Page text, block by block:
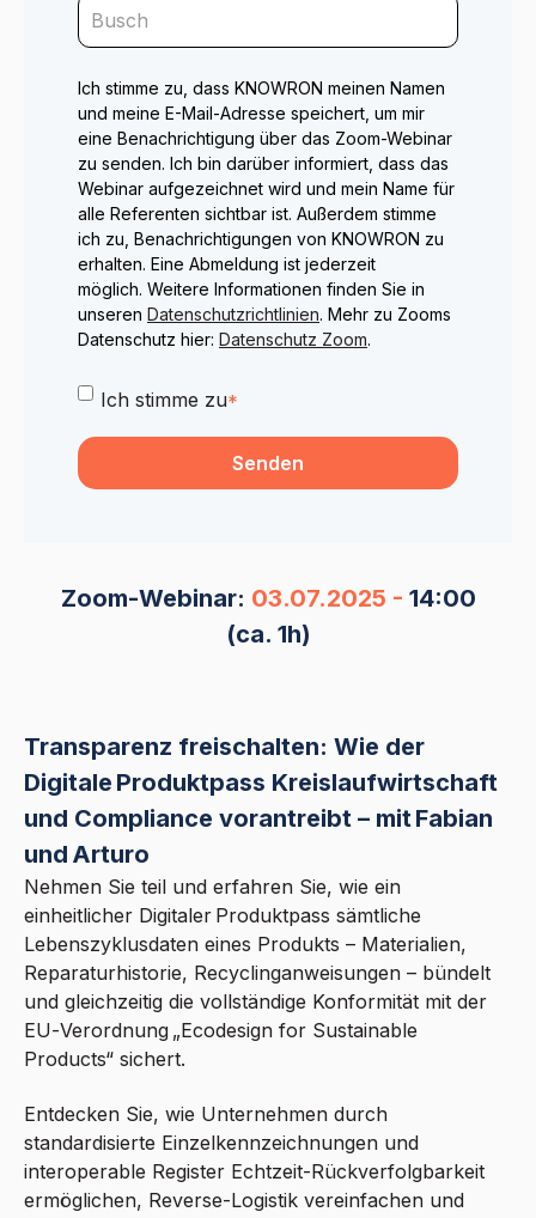
Ich stimme zu, dass KNOWRON meinen Namen
und meine E-Mail-Adresse speichert, um mir
eine Benachrichtigung über das Zoom-Webinar
zu senden. Ich bin darüber informiert, dass das
Webinar aufgezeichnet wird und mein Name für
alle Referenten sichtbar ist. Außerdem stimme
ich zu, Benachrichtigungen von KNOWRON zu
erhalten. Eine Abmeldung ist jederzeit
möglich. Weitere Informationen finden Sie in
unseren Datenschutzrichtlinien. Mehr zu Zooms
Datenschutz hier: Datenschutz Zoom.
Ich stimme zu*
Zoom-Webinar: 03.07.2025 - 14:00
(ca. 1h)
Transparenz freischalten: Wie der
Digitale Produktpass Kreislaufwirtschaft
und Compliance vorantreibt – mit Fabian
und Arturo
Nehmen Sie teil und erfahren Sie, wie ein
einheitlicher Digitaler Produktpass sämtliche
Lebenszyklusdaten eines Produkts – Materialien,
Reparaturhistorie, Recyclinganweisungen – bündelt
und gleichzeitig die vollständige Konformität mit der
EU‑Verordnung „Ecodesign for Sustainable
Products“ sichert.
Entdecken Sie, wie Unternehmen durch
standardisierte Einzelkennzeichnungen und
interoperable Register Echtzeit‑Rückverfolgbarkeit
ermöglichen, Reverse‑Logistik vereinfachen und